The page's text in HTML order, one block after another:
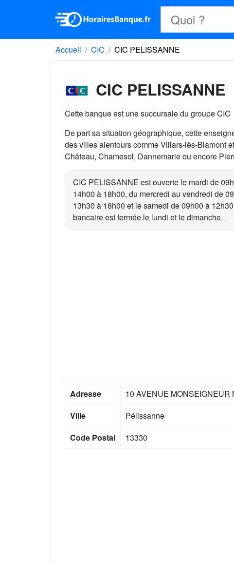
Accueil CIC CIC PELISSANNE
CIC PELISSANNE
Cette banque est une succursale du groupe CIC
De part sa situation géographique, cette
des villes alentours comme Villars-lès-Blamont
Château, Chamesol, Dannemarie ou encore
CIC PELISSANNE est ouverte le mardi de
14h00 à 18h00, du mercredi au vendredi de
13h30 à 18h00 et le samedi de 09h00 à
bancaire est fermée le lundi et le dimanche.
Adresse
10 AVENUE MONSEIGNEUR
Ville
Pélissanne
Code Postal
13330